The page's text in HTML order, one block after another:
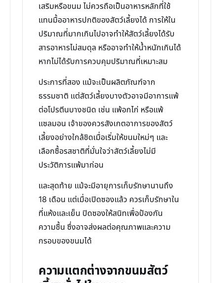
เสริมหรือขนม ไม่ควรถือเป็นอาหารหลักที่ใช้
แทนมื้ออาหารปกติของสัตว์เลี้ยงได้ การให้ใน
ปริมาณที่มากเกินไปอาจทำให้สัตว์เลี้ยงได้รับ
สารอาหารไม่สมดุล หรืออาจทำให้น้ำหนักเกินได้
หากไม่ได้รับการควบคุมปริมาณที่เหมาะสม
ประการที่สอง แม้จะเป็นผลิตภัณฑ์จาก
ธรรมชาติ แต่สัตว์เลี้ยงบางตัวอาจมีอาการแพ้
ต่อโปรตีนบางชนิด เช่น แพ้อกไก่ หรือแพ้
แซลมอน เจ้าของควรสังเกตอาการของสัตว์
เลี้ยงอย่างใกล้ชิดเมื่อเริ่มให้ขนมใหม่ๆ และ
เลือกซื้อรสชาติที่มั่นใจว่าสัตว์เลี้ยงไม่มี
ประวัติการแพ้มาก่อน
และสุดท้าย แม้จะมีอายุการเก็บรักษานานถึง
18 เดือน แต่เมื่อเปิดซองแล้ว ควรเก็บรักษาใน
ที่แห้งและเย็น ปิดซองให้สนิทเพื่อป้องกัน
ความชื้น ซึ่งอาจส่งผลต่อคุณภาพและความ
กรอบของขนมได้
ความแตกต่างจากขนมสัตว์